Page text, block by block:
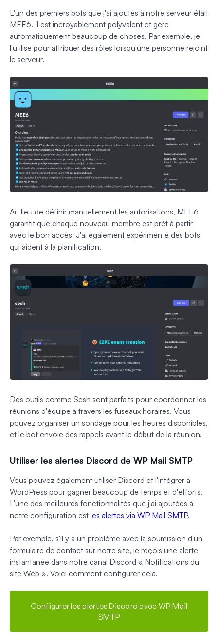
L'un des premiers bots que j'ai ajoutés à notre serveur était
MEE6. Il est incroyablement polyvalent et gère
automatiquement beaucoup de choses. Par exemple, je
l'utilise pour attribuer des rôles lorsqu'une personne rejoint
le serveur.
Au lieu de définir manuellement les autorisations, MEE6
garantit que chaque nouveau membre est prêt à partir
avec le bon accès. J'ai également expérimenté des bots
qui aident à la planification.
Des outils comme Sesh sont parfaits pour coordonner les
réunions d'équipe à travers les fuseaux horaires. Vous
pouvez organiser un sondage pour les heures disponibles,
et le bot envoie des rappels avant le début de la réunion.
Utiliser les alertes Discord de WP Mail SMTP
Vous pouvez également utiliser Discord et l'intégrer à
WordPress pour gagner beaucoup de temps et d'efforts.
L'une des meilleures fonctionnalités que j'ai ajoutées à
notre configuration est les alertes via WP Mail SMTP.
Par exemple, s'il y a un problème avec la soumission d'un
formulaire de contact sur notre site, je reçois une alerte
instantanée dans notre canal Discord « Notifications du
site Web ». Voici comment configurer cela.
Configurer les alertes Discord avec WP Mail
SMTP